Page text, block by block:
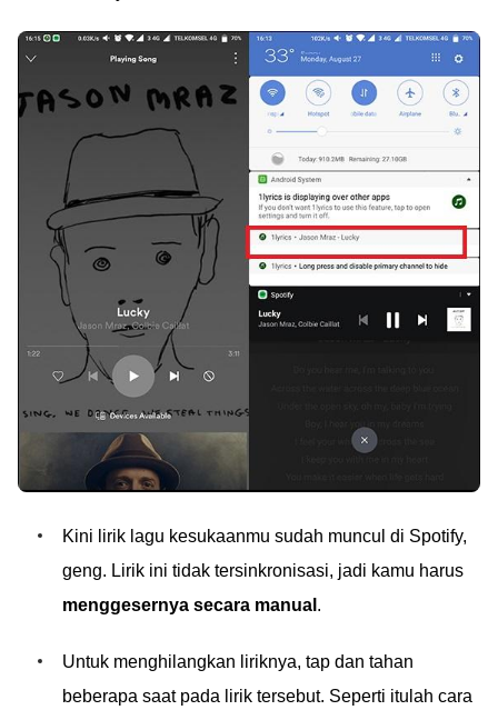
Kini lirik lagu kesukaanmu sudah muncul di Spotify,
geng. Lirik ini tidak tersinkronisasi, jadi kamu harus
menggesernya secara manual .
Untuk menghilangkan liriknya, tap dan tahan
beberapa saat pada lirik tersebut. Seperti itulah cara